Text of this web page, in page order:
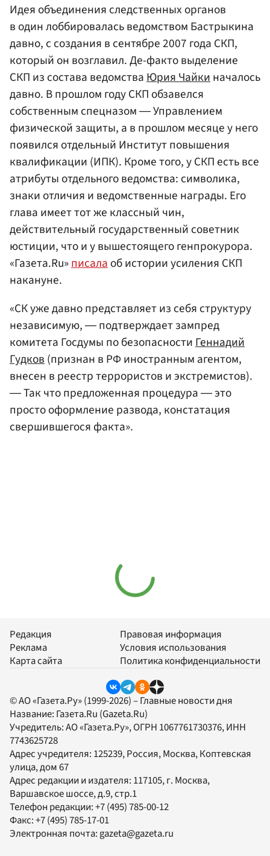
Идея объединения следственных органов
в один лоббировалась ведомством Бастрыкина
давно, с создания в сентябре 2007 года СКП,
который он возглавил. Де-факто выделение
СКП из состава ведомстваЮрия Чайкиначалось
давно. В прошлом году СКП обзавелся
собственным спецназом ― Управлением
физической защиты, а в прошлом месяце у него
появился отдельный Институт повышения
квалификации (ИПК). Кроме того, у СКП есть все
атрибуты отдельного ведомства: символика,
знаки отличия и ведомственные награды. Его
глава имеет тот же классный чин,
действительный государственный советник
юстиции, что и у вышестоящего генпрокурора.
«Газета.Ru»писалаоб истории усиления СКП
накануне.
«СК уже давно представляет из себя структуру
независимую, ― подтверждает зампред
комитета Госдумы по безопасностиГеннадий
Гудков(признан в РФ иностранным агентом,
внесен в реестр террористов и экстремистов).
― Так что предложенная процедура ― это
просто оформление развода, констатация
свершившегося факта».
Редакция
Реклама
Карта сайта
Правовая информация
Условия использования
Политика конфиденциальности
© АО «Газета.Ру» (1999-2026) – Главные новости дня
Название: Газета.Ru (Gazeta.Ru)
Учредитель:АО «Газета.Ру», ОГРН 1067761730376, ИНН
7743625728
Адрес учредителя: 125239, Россия, Москва, Коптевская
улица, дом 67
Адрес редакции и издателя: 117105, г. Москва,
Варшавское шоссе, д.9, стр.1
Телефон редакции:+7 (495) 785-00-12
Факс:+7 (495) 785-17-01
Электронная почта:gazeta@gazeta.ru